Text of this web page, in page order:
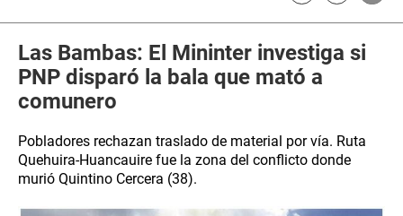
Las Bambas: El Mininter investiga si
PNP disparó la bala que mató a
comunero
Pobladores rechazan traslado de material por vía. Ruta
Quehuira-Huancauire fue la zona del conflicto donde
murió Quintino Cercera (38).